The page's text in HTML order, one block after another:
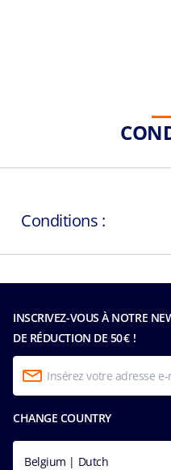
Conditions :
INSCRIVEZ-VOUS À NOTRE
DE RÉDUCTION DE 50 € !
CHANGE COUNTRY
Belgium | Dutch